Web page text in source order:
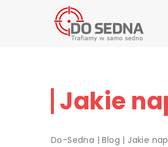
Jakie
Do-Sedna |Blog | Jakie